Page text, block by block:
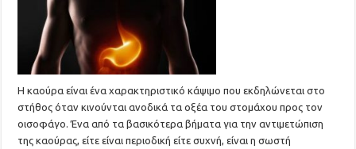
Η καούρα είναι ένα χαρακτηριστικό κάψιμο που εκδηλώνεται στο
στήθος όταν κινούνται ανοδικά τα οξέα του στομάχου προς τον
οισοφάγο. Ένα από τα βασικότερα βήματα για την αντιμετώπιση
της καούρας, είτε είναι περιοδική είτε συχνή, είναι η σωστή